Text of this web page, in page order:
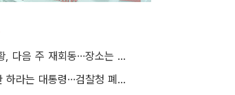
구광모·젠슨 황, 다음 주 재회동…장소는 실리콘밸리
검사는 조언만 하라는 대통령…검찰청 폐지 앞둔 합수본 '딜레마'